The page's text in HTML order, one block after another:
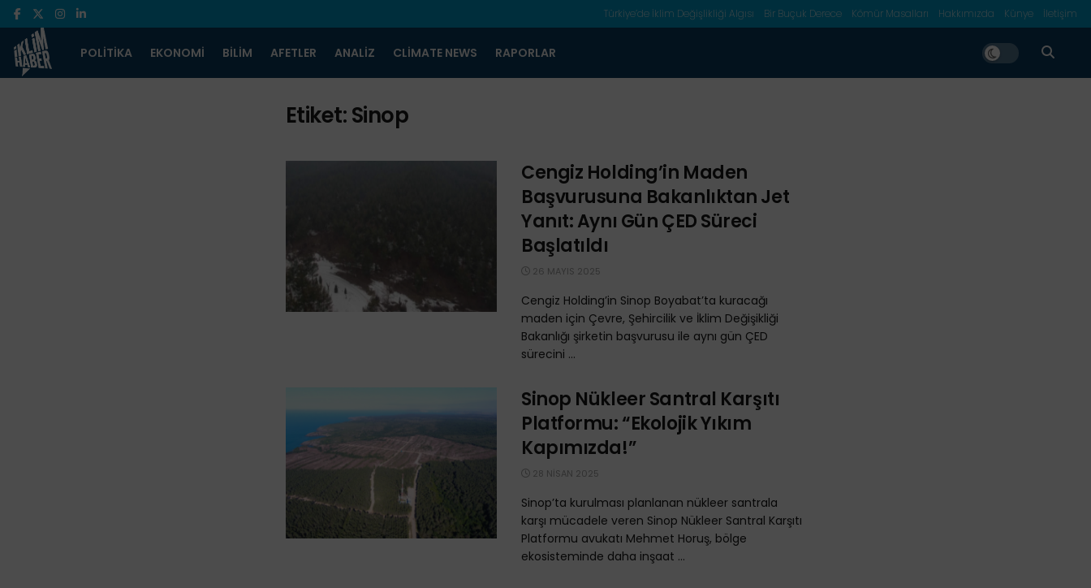
Türkiye’de İklim Değişlikliği Algısı Bir Buçuk Derece Kömür Masalları Hakkımızda Künye İletişim
POLITIKA EKONOMI BILIM AFETLER ANALIZ CLIMATE NEWS RAPORLAR
Etiket:Sinop
Cengiz Holding’in Maden
Başvurusuna Bakanlıktan Jet
Yanıt: Aynı Gün ÇED Süreci
Başlatıldı
26 MAYIS 2025
Cengiz Holding’in Sinop Boyabat’ta kuracağı
maden için Çevre, Şehircilik ve İklim Değişikliği
Bakanlığı şirketin başvurusu ile aynı gün ÇED
sürecini ...
Sinop Nükleer Santral Karşıtı
Platformu: “Ekolojik Yıkım
Kapımızda!”
28 NISAN 2025
Sinop’ta kurulması planlanan nükleer santrala
karşı mücadele veren Sinop Nükleer Santral Karşıtı
Platformu avukatı Mehmet Horuş, bölge
ekosisteminde daha inşaat ...